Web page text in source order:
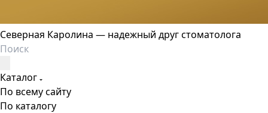
Северная Каролина — надежный друг стоматолога
Каталог
По всему сайту
По каталогу